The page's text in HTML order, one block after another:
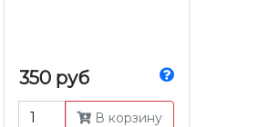
350 руб
В корзину